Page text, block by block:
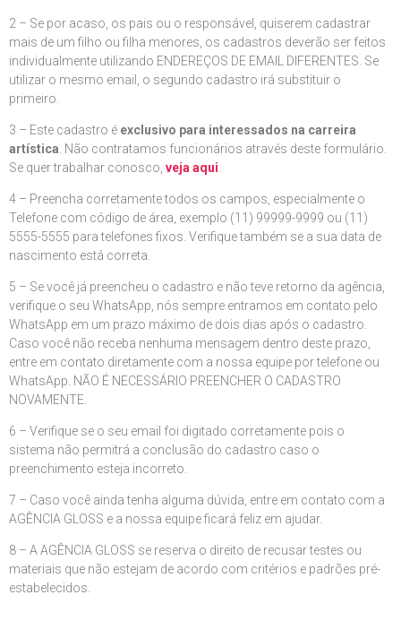
2 – Se por acaso, os pais ou o responsável, quiserem cadastrar
mais de um filho ou filha menores, os cadastros deverão ser feitos
individualmente utilizando ENDEREÇOS DE EMAIL DIFERENTES. Se
utilizar o mesmo email, o segundo cadastro irá substituir o
primeiro.
3 – Este cadastro é exclusivo para interessados na carreira
artística . Não contratamos funcionários através deste formulário.
Se quer trabalhar conosco, veja aqui
4 – Preencha corretamente todos os campos, especialmente o
Telefone com código de área, exemplo (11) 99999-9999 ou (11)
5555-5555 para telefones fixos. Verifique também se a sua data de
nascimento está correta.
5 – Se você já preencheu o cadastro e não teve retorno da agência,
verifique o seu WhatsApp, nós sempre entramos em contato pelo
WhatsApp em um prazo máximo de dois dias após o cadastro.
Caso você não receba nenhuma mensagem dentro deste prazo,
entre em contato diretamente com a nossa equipe por telefone ou
WhatsApp. NÃO É NECESSÁRIO PREENCHER O CADASTRO
NOVAMENTE.
6 – Verifique se o seu email foi digitado corretamente pois o
sistema não permitrá a conclusão do cadastro caso o
preenchimento esteja incorreto.
7 – Caso você ainda tenha alguma dúvida, entre em contato com a
AGÊNCIA GLOSS e a nossa equipe ficará feliz em ajudar.
8 – A AGÊNCIA GLOSS se reserva o direito de recusar testes ou
materiais que não estejam de acordo com critérios e padrões pré-
estabelecidos.